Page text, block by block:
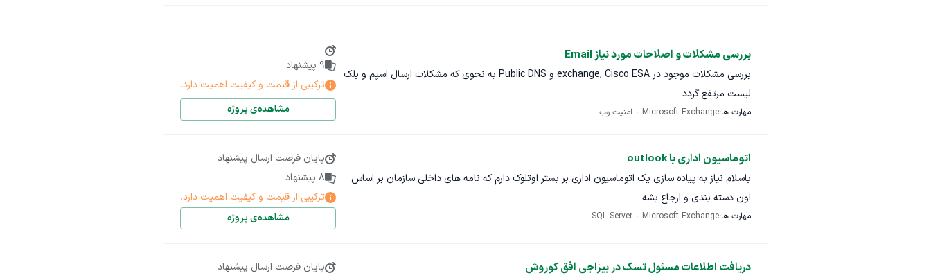
بررسی مشکلات و اصلاحات مورد نیاز Email
بررسی مشکلات موجود در exchange, Cisco ESA و Public DNS به نحوی که مشکلات ارسال اسپم و بلک
لیست مرتفع گردد
مهارت ها:Microsoft Exchange امنیت وب
9 پیشنهاد
ترکیبی از قیمت و کیفیت اهمیت دارد.
مشاهده‌ی پروژه
اتوماسیون اداری با outlook
باسلام نیاز به پیاده سازی یک اتوماسیون اداری بر بستر اوتلوک دارم که نامه های داخلی سازمان بر اساس
اون دسته بندی و ارجاع بشه
مهارت ها:Microsoft Exchange
SQL Server
پایان فرصت ارسال پیشنهاد
8 پیشنهاد
ترکیبی از قیمت و کیفیت اهمیت دارد.
مشاهده‌ی پروژه
دریافت اطلاعات مسئول تسک در بیزاجی افق کوروش
پایان فرصت ارسال پیشنهاد